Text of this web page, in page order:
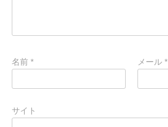
名前 * メール*
サイト